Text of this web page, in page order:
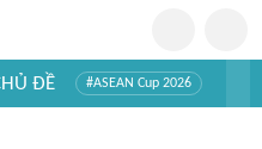
ĐỀ #ASEAN Cup 2026